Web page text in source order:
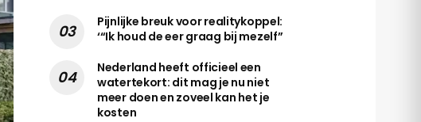
Pijnlijke breuk voor realitykoppel:
‘“Ik houd de eer graag bij mezelf”
Nederland heeft officieel een
watertekort: dit mag je nu niet
meer doen en zoveel kan het je
kosten